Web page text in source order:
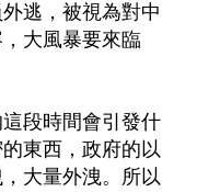
逃，被視為對中
大風暴要來臨
段時間會引發什
東西，政府的以
大量外洩。所以